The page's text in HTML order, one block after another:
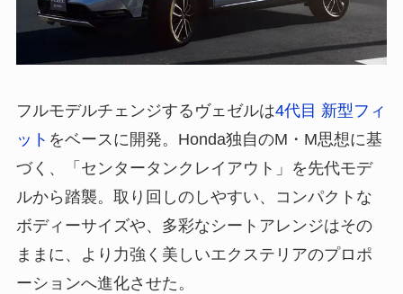
フルモデルチェンジするヴェゼルは4代目 新型フィ
ット をベースに開発。Honda独自のM・M思想に基
づく、「センタータンクレイアウト」を先代モデ
ルから踏襲。取り回しのしやすい、コンパクトな
ボディーサイズや、多彩なシートアレンジはその
ままに、より力強く美しいエクステリアのプロポ
ーションへ進化させた。